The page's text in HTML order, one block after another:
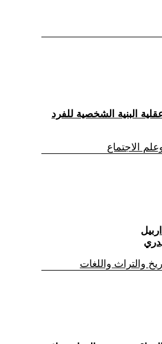
الاجتماع
والتراث واللغات